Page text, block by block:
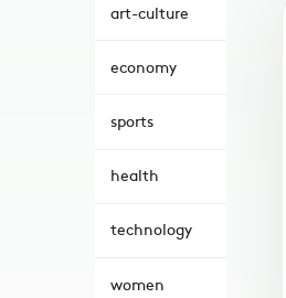
art-culture
economy
sports
health
technology
women